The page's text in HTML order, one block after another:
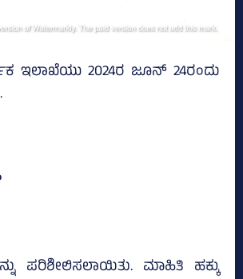
ಇಲಾಖೆಯು 2024ರ ಜೂನ್‌ 24ರಂದು
ಪರಿಶೀಲಿಸಲಾಯಿತು. ಮಾಹಿತಿ ಹಕ್ಕು